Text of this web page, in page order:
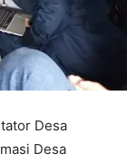
Desa
Desa